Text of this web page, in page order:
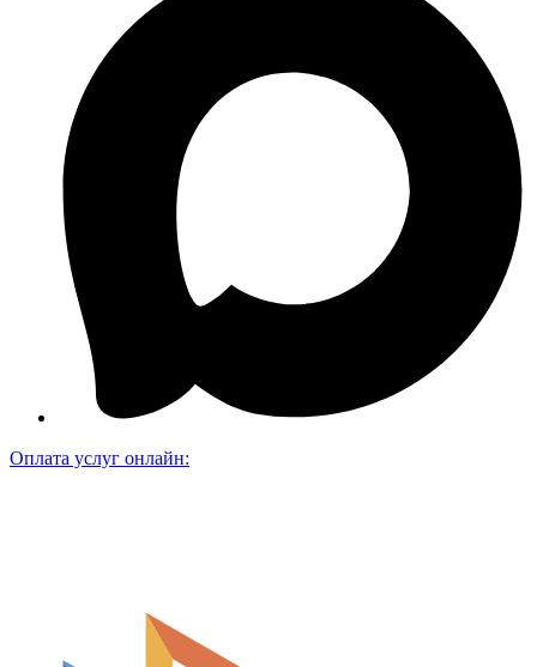
Оплата услуг онлайн: